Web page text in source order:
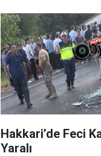
Hakkari’de Feci
Yaralı